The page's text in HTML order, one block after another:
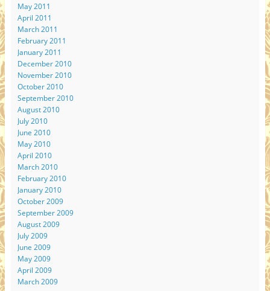
May 2011
April 2011
March 2011
February 2011
January 2011
December 2010
November 2010
October 2010
September 2010
August 2010
July 2010
June 2010
May 2010
April 2010
March 2010
February 2010
January 2010
October 2009
September 2009
August 2009
July 2009
June 2009
May 2009
April 2009
March 2009